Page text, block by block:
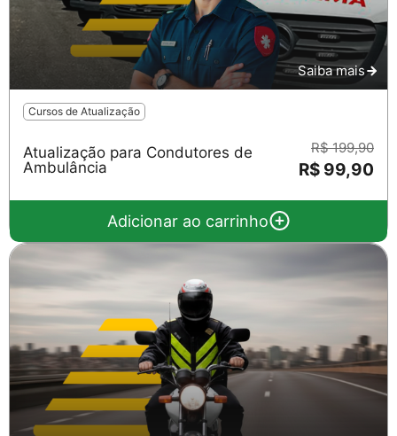
Saiba mais
Cursos de Atualização
Atualização para Condutores de
Ambulância
R$ 199,90
R$ 99,90
Adicionar ao carrinho